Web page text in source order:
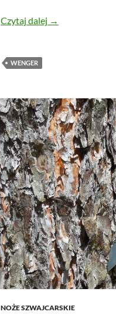
Czytaj dalej Wenger Scout
→
WENGER
NOŻE SZWAJCARSKIE